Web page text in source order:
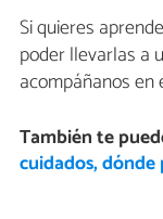
Si quieres
poder llevarlas a
acompáñanos en
También te
cuidados,